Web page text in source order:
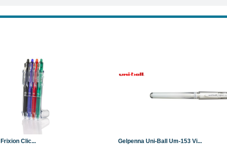
Clic... Gelpenna Uni-Ball Um-153 Vi...